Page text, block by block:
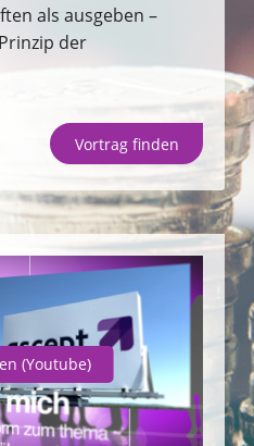
Vortrag finden
als ausgeben –
der
Vortrag finden
(Youtube)